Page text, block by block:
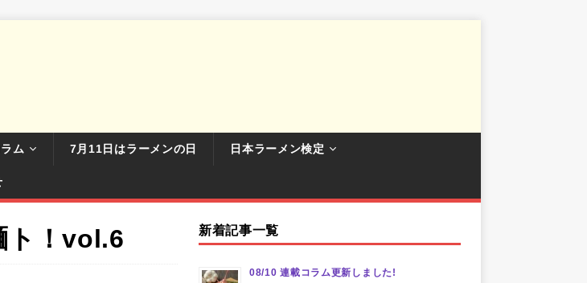
ム 7月11日はラーメンの日 日本ラーメン検定
ト！vol.6 新着記事一覧
08/10 連載コラム更新しました!